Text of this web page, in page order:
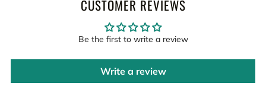
CUSTOMER REVIEWS
Be the first to write a review
Write a review